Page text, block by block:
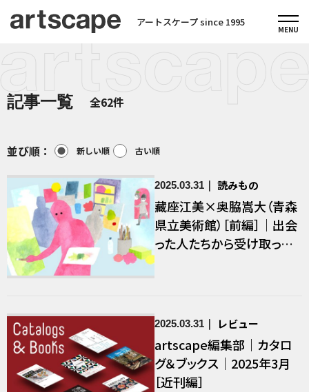
アートスケープ since 1995
記事一覧 全62件
並び順： 新しい順 古い順
2025.03.31 読みもの
藏座江美×奥脇嵩大（青森
県立美術館）［前編］｜出会
った人たちから受け取った、
2025.03.31 レビュー
artscape編集部｜カタロ
グ＆ブックス｜2025年3月
［近刊編］